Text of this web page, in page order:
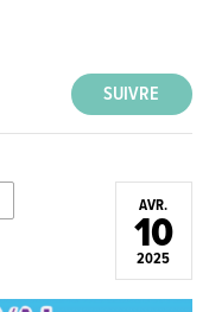
SUIVRE
AVR.
10
2025